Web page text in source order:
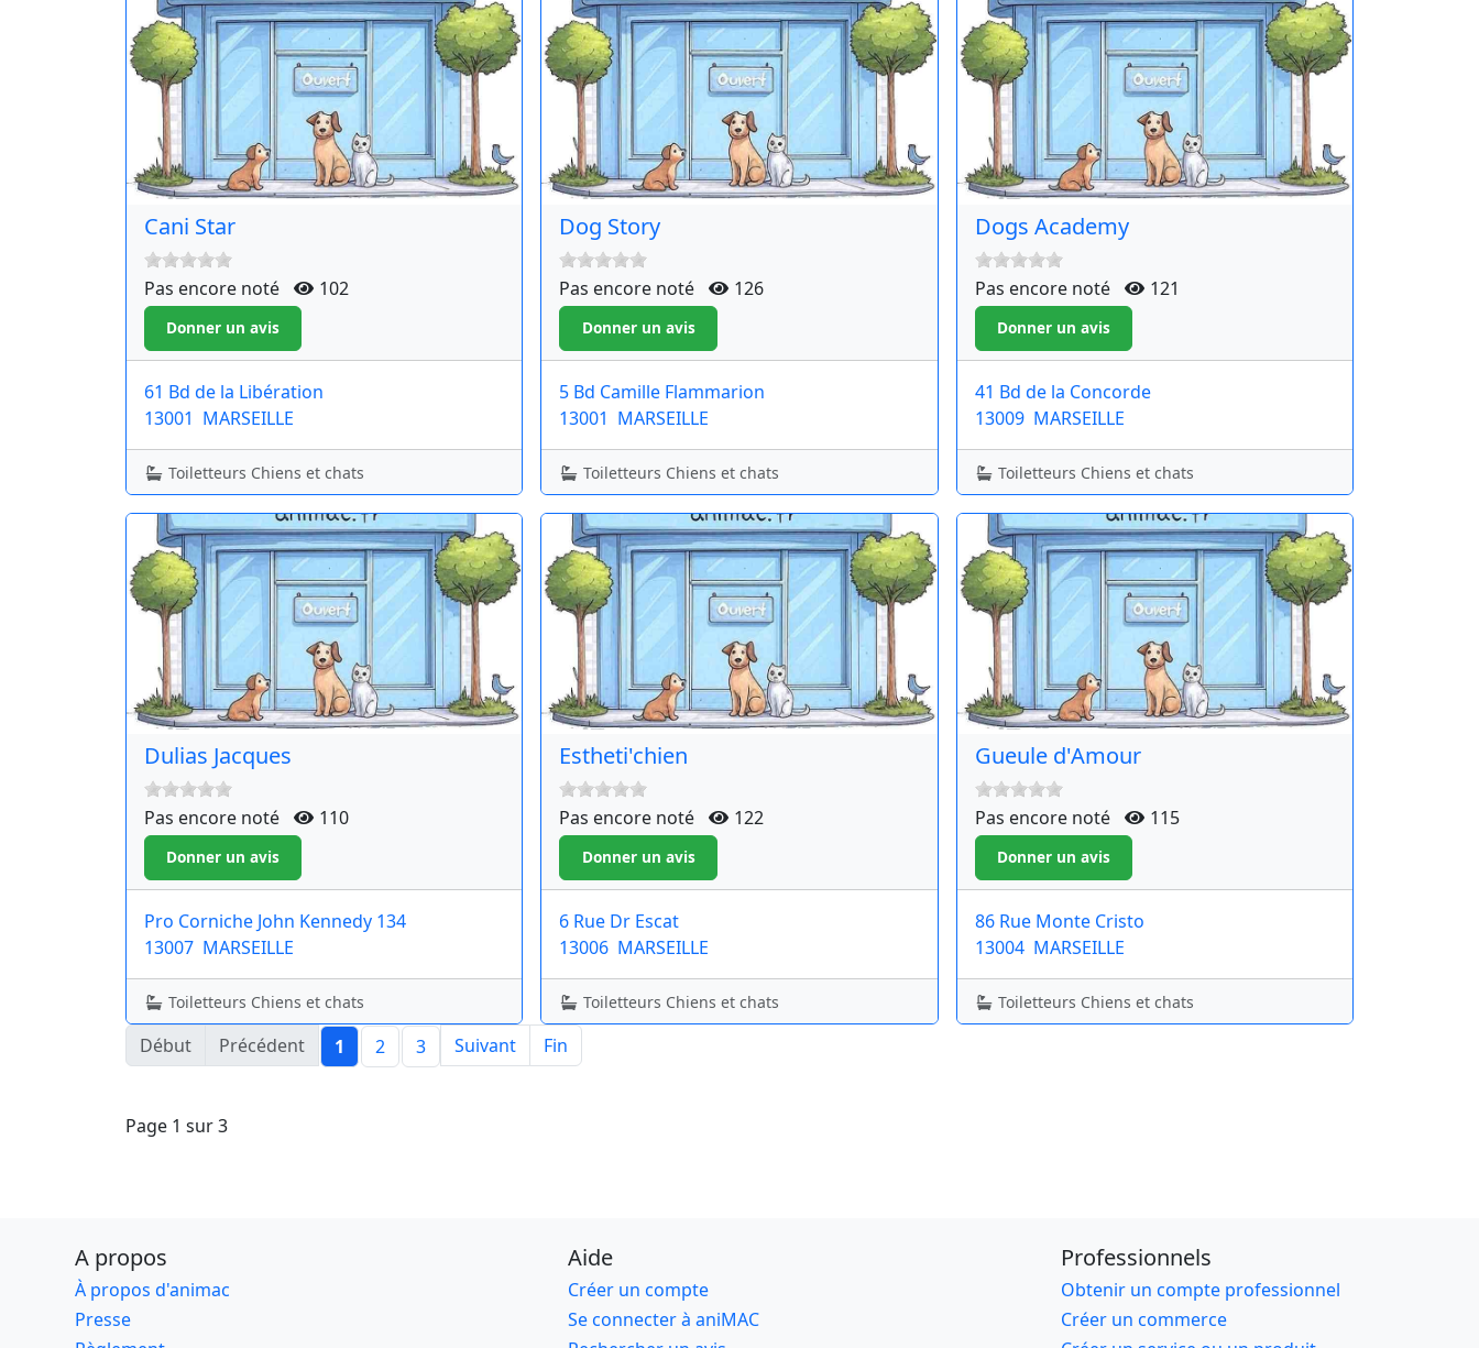
Cani Star
Pas encore noté 102
61 Bd de la Libération
13001 MARSEILLE
Toiletteurs Chiens et chats
Dog Story
Pas encore noté 126
5 Bd Camille Flammarion
13001 MARSEILLE
Toiletteurs Chiens et chats
Dogs Academy
Pas encore noté 121
41 Bd de la Concorde
13009 MARSEILLE
Toiletteurs Chiens et chats
Dulias Jacques
Pas encore noté 110
Pro Corniche John Kennedy 134
13007 MARSEILLE
Toiletteurs Chiens et chats
Estheti'chien
Pas encore noté 122
6 Rue Dr Escat
13006 MARSEILLE
Toiletteurs Chiens et chats
Gueule d'Amour
Pas encore noté 115
86 Rue Monte Cristo
13004 MARSEILLE
Toiletteurs Chiens et chats
Début Précédent 1 2 3 Suivant Fin
Page 1 sur 3
A propos Aide Professionnels
À propos d'animac Créer un compte
Obtenir un compte professionnel
Presse
Se connecter à aniMAC
Créer un commerce